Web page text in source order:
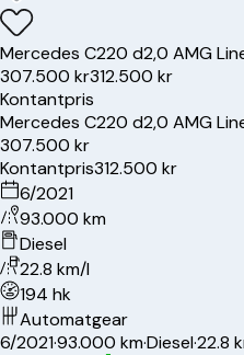
Mercedes C220 d2,0 AMG
307.500 kr312.500 kr
Kontantpris
Mercedes C220 d2,0 AMG
307.500 kr
Kontantpris312.500 kr
6/2021
93.000 km
Diesel
22.8 km/l
194 hk
Automatgear
6/2021·93.000 km·Diesel·22.8